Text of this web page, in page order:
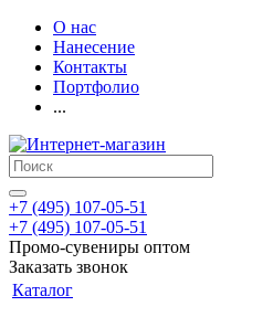
О нас
Нанесение
Контакты
Портфолио
...
+7 (495) 107-05-51
+7 (495) 107-05-51
Промо-сувениры оптом
Заказать звонок
Каталог